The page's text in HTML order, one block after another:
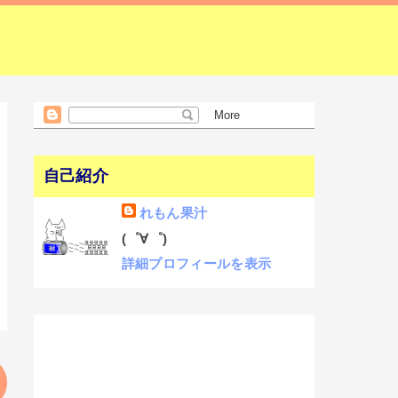
自己紹介
れもん果汁
(゜∀゜)
詳細プロフィールを表示